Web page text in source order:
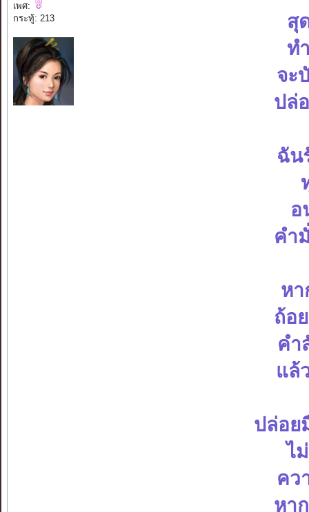
เพศ:
กระทู้: 213
สุ
ท
จะ
ปล่
ฉัน
อ
คำ
ห
ถ้อ
คำ
แล้
ปล่อย
ไ
คว
หา